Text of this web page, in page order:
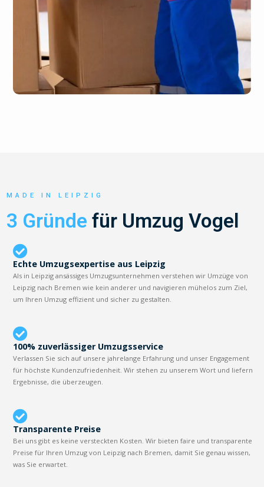
MADE IN LEIPZIG
3 Gründe für Umzug Vogel
Echte Umzugsexpertise aus Leipzig
Als in Leipzig ansässiges Umzugsunternehmen verstehen wir Umzüge von
Leipzig nach Bremen wie kein anderer und navigieren mühelos zum Ziel,
um Ihren Umzug effizient und sicher zu gestalten.
100% zuverlässiger Umzugsservice
Verlassen Sie sich auf unsere jahrelange Erfahrung und unser Engagement
für höchste Kundenzufriedenheit. Wir stehen zu unserem Wort und liefern
Ergebnisse, die überzeugen.
Transparente Preise
Bei uns gibt es keine versteckten Kosten. Wir bieten faire und transparente
Preise für Ihren Umzug von Leipzig nach Bremen, damit Sie genau wissen,
was Sie erwartet.